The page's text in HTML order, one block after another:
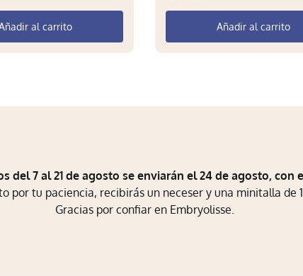
al carrito Añadir al carrito
del 7 al 21 de agosto se enviarán el 24 de agosto, con
por tu paciencia, recibirás un neceser y una minitalla de
Gracias por confiar en Embryolisse.